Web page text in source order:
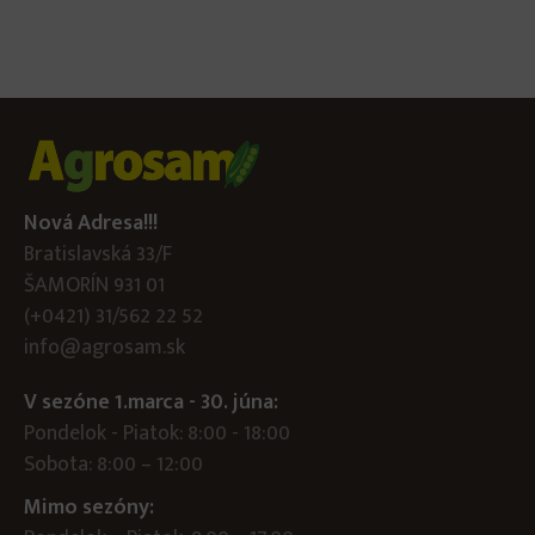
Nová Adresa!!!
Bratislavská 33/F
ŠAMORÍN 931 01
(+0421) 31/562 22 52
info@agrosam.sk
V sezóne 1.marca - 30. júna:
Pondelok - Piatok: 8:00 - 18:00
Sobota: 8:00 – 12:00
Mimo sezóny: